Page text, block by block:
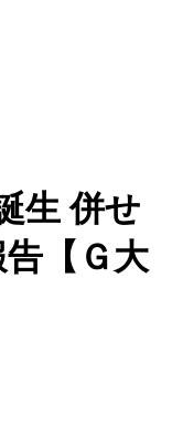
生 併せ
【Ｇ大